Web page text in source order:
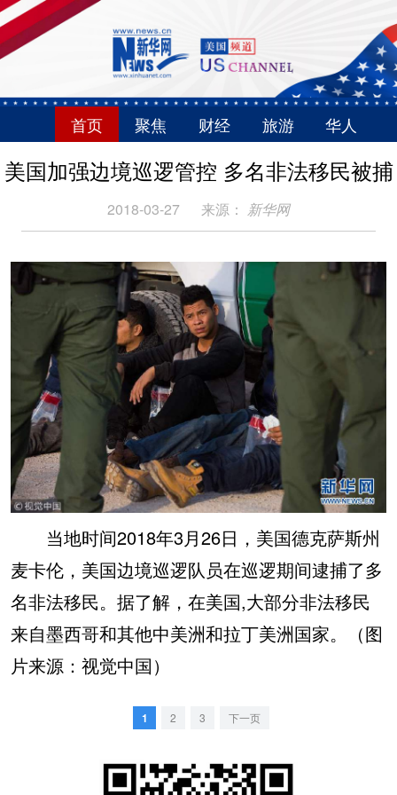
首页 聚焦 财经 旅游 华人
美国加强边境巡逻管控 多名非法移民被捕
2018-03-27 来源： 新华网
当地时间2018年3月26日，美国德克萨斯州
麦卡伦，美国边境巡逻队员在巡逻期间逮捕了多
名非法移民。据了解， 在美国,大部分非法移民
来自墨西哥和其他中美洲和拉丁美洲国家。（图
片来源：视觉中国）
1 2 3 下一页